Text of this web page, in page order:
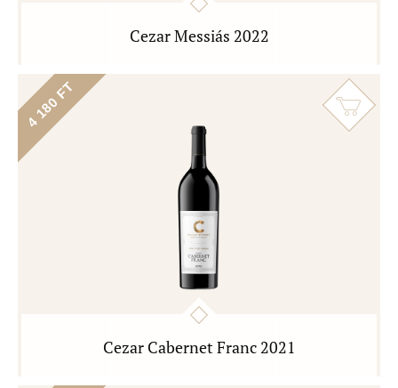
Cezar Messiás 2022
4 180 FT
Cezar Cabernet Franc 2021